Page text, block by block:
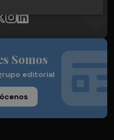
Somos
editorial